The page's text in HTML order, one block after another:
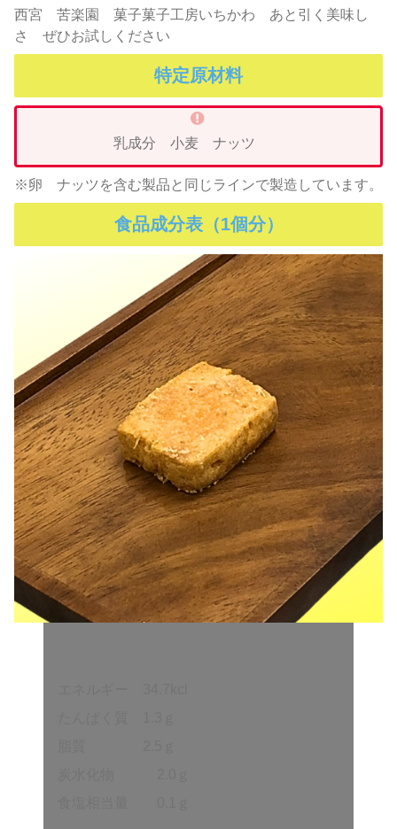
西宮 苦楽園 菓子菓子工房いちかわ あと引く美味し
さ ぜひお試しください
特定原材料
乳成分 小麦 ナッツ
※卵 ナッツを含む製品と同じラインで製造しています。
食品成分表（1個分）